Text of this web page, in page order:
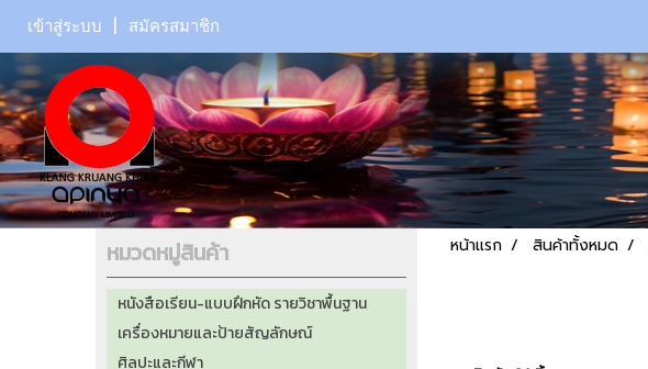
เข้าสู่ระบบ สมัครสมาชิก
หน้าแรก สินค้าทั้งหมด
หมวดหมู่สินค้า
หนังสือเรียน-แบบฝึกหัด รายวิชาพื้นฐาน
เครื่องหมายและป้ายสัญลักษณ์
ศิลปะและกีฬา